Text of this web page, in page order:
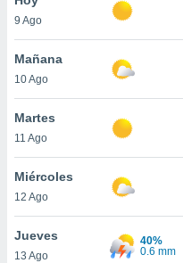
en
más
nuestra
de
9 Ago
Mañana
10 Ago
Martes
11 Ago
Miércoles
12 Ago
Jueves
13 Ago
40%
0.6 mm